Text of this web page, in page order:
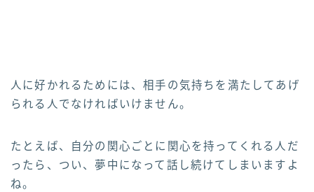
人に好かれるためには、相手の気持ちを満たしてあげ
られる人でなければいけません。
たとえば、自分の関心ごとに関心を持ってくれる人だ
ったら、つい、夢中になって話し続けてしまいますよ
ね。